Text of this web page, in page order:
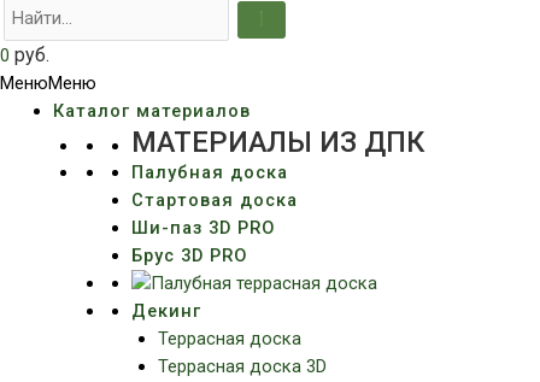
0 руб.
МенюМеню
Каталог материалов
МАТЕРИАЛЫ ИЗ ДПК
Палубная доска
Стартовая доска
Ши-паз 3D PRO
Брус 3D PRO
Декинг
Террасная доска
Террасная доска 3D